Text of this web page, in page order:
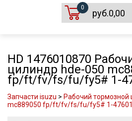
0
руб.0,00
HD 1476010870
цилиндр hde-050
fp/ft/fv/fs/fu/fy5# 1-
Запчасти isuzu > Рабочий тормозной
mc889050 fp/ft/fv/fs/fu/fy5# 1-